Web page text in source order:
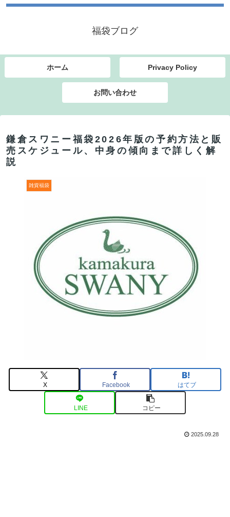
福袋ブログ
ホーム Privacy Policy
お問い合わせ
鎌倉スワニー福袋2026年版の予約方法と販
売スケジュール、中身の傾向まで詳しく解
説
雑貨福袋
X Facebook はてブ
LINE コピー
2025.09.28